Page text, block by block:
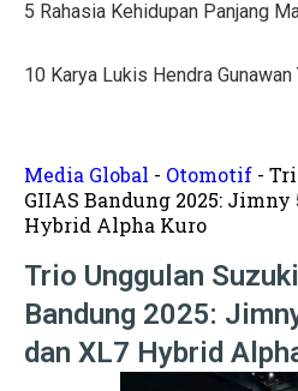
Harga Kusen
Tanda-Tanda
Tren Rumah
Anti Ribet, Gaya
Idaman! 10 Desain
5 Cara Menyemprot
Mewah dan Megah,
5 Rahasia Kehidupan Panjang
10 Karya Lukis Hendra Gunawan
Media Global - Otomotif -
GIIAS Bandung 2025: Jimny
Hybrid Alpha Kuro
Trio Unggulan
Bandung 2025:
dan XL7 Hybrid